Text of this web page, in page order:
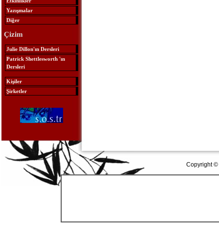
Yazışmalar
Diğer
Çizim
Julie Dillon'ın Dersleri
Patrick Shettlesworth 'ın
Dersleri
Kişiler
Şirketler
Copyright ©